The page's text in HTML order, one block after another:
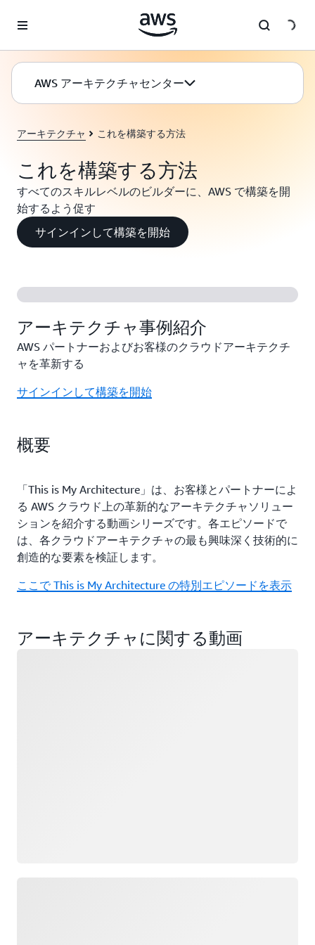
アーキテクチャ これを構築する方法
これを構築する方法
すべてのスキルレベルのビルダーに、AWS で構築を開
始するよう促す
サインインして構築を開始
AWS アーキテクチャセンター
アーキテクチャ事例紹介
AWS パートナーおよびお客様のクラウドアーキテクチ
ャを革新する
サインインして構築を開始
概要
「This is My Architecture」は、お客様とパートナーによ
る AWS クラウド上の革新的なアーキテクチャソリュー
ションを紹介する動画シリーズです。各エピソードで
は、各クラウドアーキテクチャの最も興味深く技術的に
創造的な要素を検証します。
ここで This is My Architecture の特別エピソードを表示
アーキテクチャに関する動画